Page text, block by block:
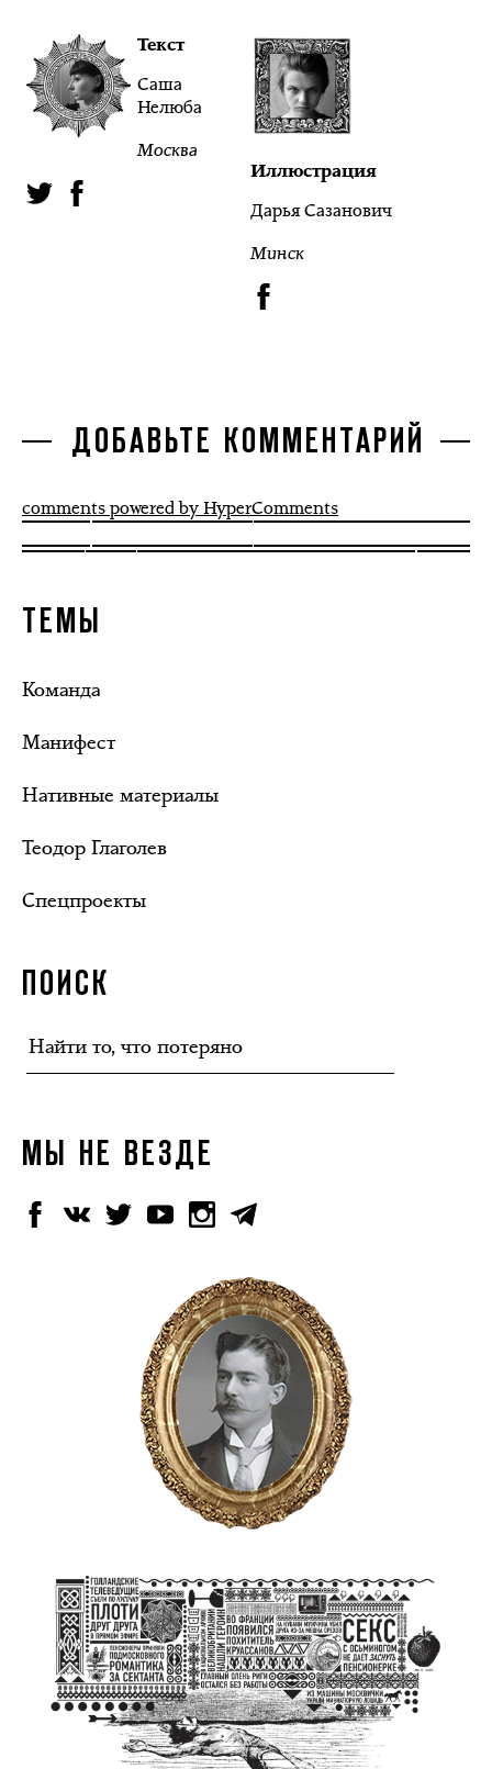
Текст
Саша
Нелюба
Москва
Иллюстрация
Дарья Сазанович
Минск
ДОБАВЬТЕ КОММЕНТАРИЙ
comments powered by HyperComments
ТЕМЫ
Команда
Манифест
Нативные материалы
Теодор Глаголев
Спецпроекты
ПОИСК
МЫ НЕ ВЕЗДЕ